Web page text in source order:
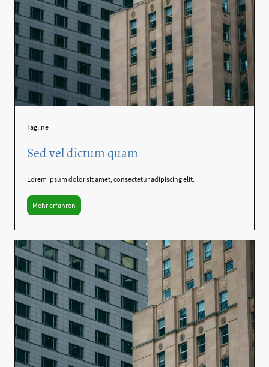
Tagline
Sed vel dictum quam
Lorem ipsum dolor sit amet, consectetur adipiscing elit.
Mehr erfahren